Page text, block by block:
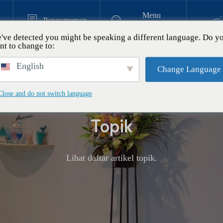
 Pengumuman 
Menu
Seni Resin
pasangan dan pasa
menikah｜Buatlah “Se
Topik
Lihat daftar artikel topik.
detected you might be speaking a different language. Do
to change to:
English Change Language
and do not switch language